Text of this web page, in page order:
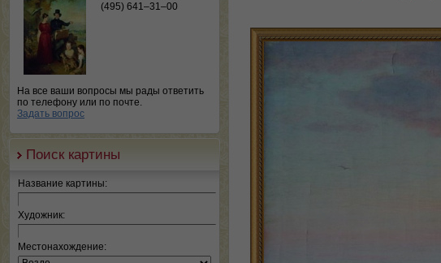
(495) 641–31–00
На все ваши вопросы мы рады ответить
по телефону или по почте.
Задать вопрос
Поиск картины
Название картины:
Художник:
Местонахождение: